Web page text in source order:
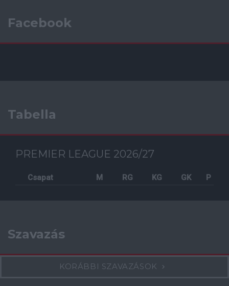
Facebook
Tabella
PREMIER LEAGUE 2026/27
Csapat M RG KG GK P
Szavazás
KORÁBBI SZAVAZÁSOK